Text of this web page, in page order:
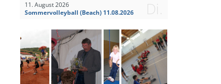
Di.
11. August 2026
Sommervolleyball (Beach) 11.08.2026